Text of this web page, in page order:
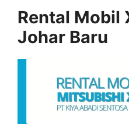
Rental Mobil
Johar Baru